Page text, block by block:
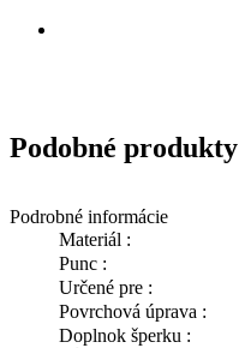
Podrobné informácie
Materiál :
Punc :
Určené pre :
Povrchová úprava :
Doplnok šperku :
Podobné produkty